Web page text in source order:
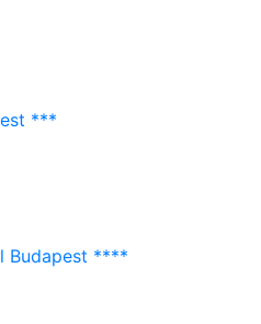
***
Budapest ****